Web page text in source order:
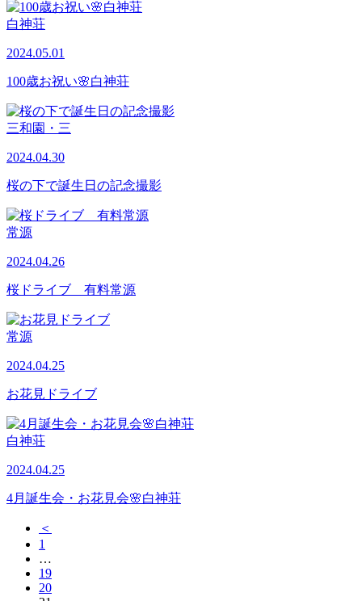
白神荘
2024.05.01
100歳お祝い🌸白神荘
三和園・三
2024.04.30
桜の下で誕生日の記念撮影
常源
2024.04.26
桜ドライブ 有料常源
常源
2024.04.25
お花見ドライブ
白神荘
2024.04.25
4月誕生会・お花見会🌸白神荘
＜
1
…
19
20